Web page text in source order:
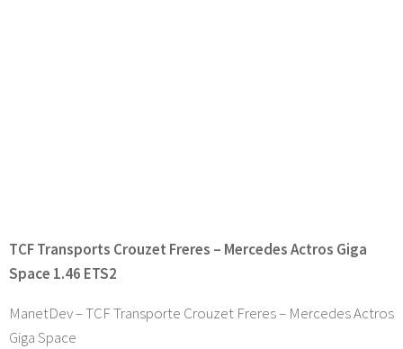
TCF Transports Crouzet Freres – Mercedes Actros Giga
Space 1.46 ETS2
ManetDev – TCF Transporte Crouzet Freres – Mercedes Actros
Giga Space